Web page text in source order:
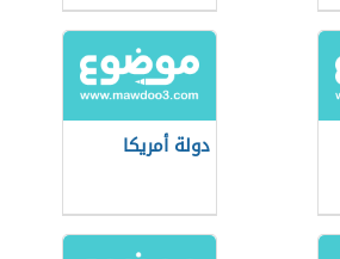
دولة أمريكا